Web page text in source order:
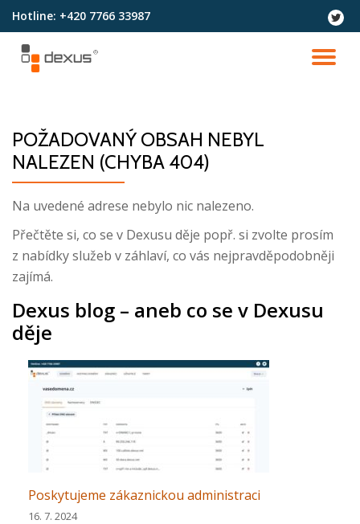
Hotline: +420 7766 33987
fa-
twitter
POŽADOVANÝ OBSAH NEBYL
NALEZEN (CHYBA 404)
Na uvedené adrese nebylo nic nalezeno.
Přečtěte si, co se v Dexusu děje popř. si zvolte prosím
z nabídky služeb v záhlaví, co vás nejpravděpodobněji
zajímá.
Dexus blog – aneb co se v Dexusu
děje
Poskytujeme zákaznickou administraci
16. 7. 2024